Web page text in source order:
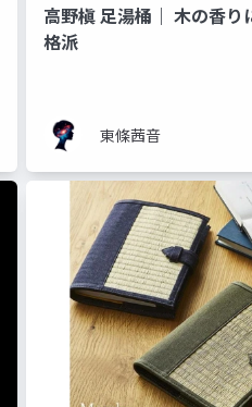
高野槇 足湯桶｜ 木の香り
格派
東條茜音